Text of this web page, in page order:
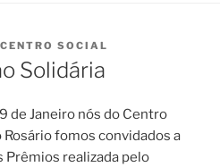
CENTRO SOCIAL
Solidária
de Janeiro nós do Centro
Rosário fomos convidados a
Prêmios realizada pelo